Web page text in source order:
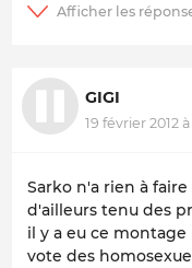
GIGI
19 février 2012 à
Sarko n'a rien à
d'ailleurs tenu des
il y a eu ce
vote des